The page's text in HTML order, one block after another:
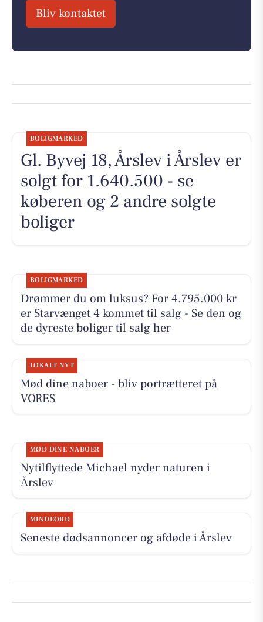
Bliv kontaktet
BOLIGMARKED
Gl. Byvej 18, Årslev i Årslev er
solgt for 1.640.500 - se
køberen og 2 andre solgte
boliger
BOLIGMARKED
Drømmer du om luksus? For 4.795.000 kr
er Starvænget 4 kommet til salg - Se den og
de dyreste boliger til salg her
LOKALT NYT
Mød dine naboer - bliv portrætteret på
VORES
MØD DINE NABOER
Nytilflyttede Michael nyder naturen i
Årslev
MINDEORD
Seneste dødsannoncer og afdøde i Årslev